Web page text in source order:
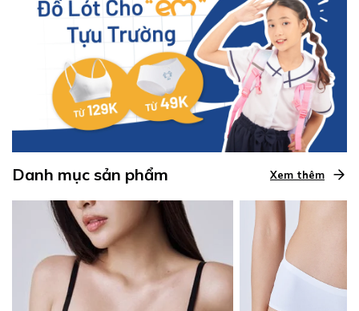
Danh mục sản phẩm Xem thêm